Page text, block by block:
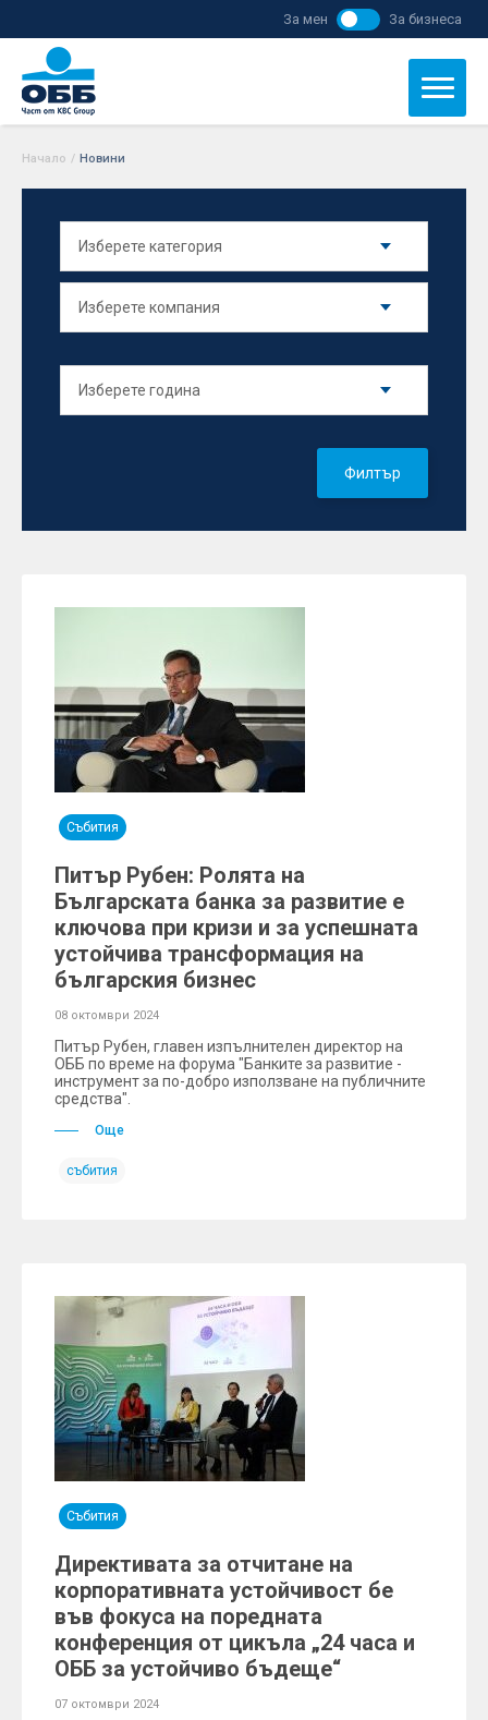
За мен За бизнеса
Начало / Новини
Филтър
Събития
Питър Рубен: Ролята на
Българската банка за развитие е
ключова при кризи и за успешната
устойчива трансформация на
българския бизнес
08 октомври 2024
Питър Рубен, главен изпълнителен директор на
ОББ по време на форума "Банките за развитие -
инструмент за по-добро използване на публичните
средства".
Още
събития
Събития
Директивата за отчитане на
корпоративната устойчивост бе
във фокуса на поредната
конференция от цикъла „24 часа и
ОББ за устойчиво бъдеще“
07 октомври 2024